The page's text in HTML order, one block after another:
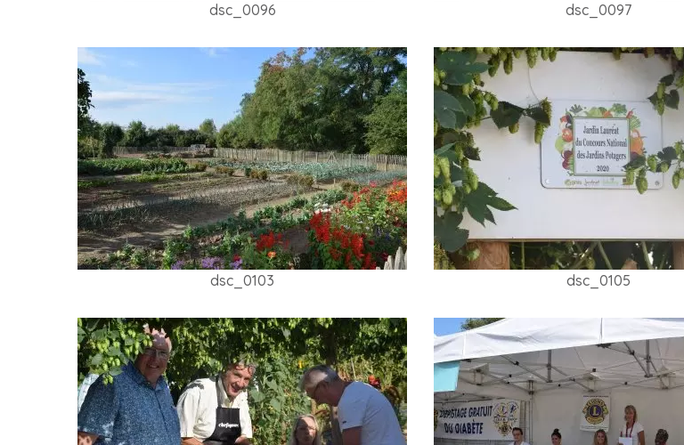
dsc_0096 dsc_0097
dsc_0103 dsc_0105